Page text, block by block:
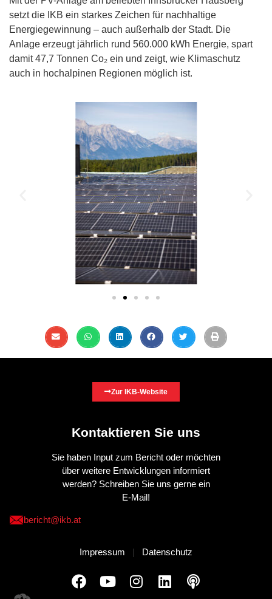
setzt die IKB ein starkes Zeichen für nachhaltige
Energiegewinnung – auch außerhalb der Stadt. Die
Anlage erzeugt jährlich rund 560.000 kWh Energie, spart
damit 47,7 Tonnen Co₂ ein und zeigt, wie Klimaschutz
auch in hochalpinen Regionen möglich ist.
Zur IKB-Website
Kontaktieren Sie uns
Sie haben Input zum Bericht oder möchten
über weitere Entwicklungen informiert
werden? Schreiben Sie uns gerne ein
E-Mail!
bericht@ikb.at
Impressum | Datenschutz